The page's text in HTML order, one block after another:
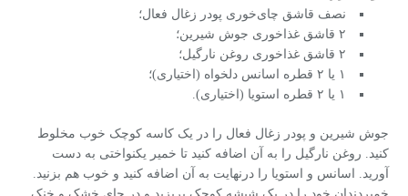
نصف قاشق چای‌خوری پودر زغال فعال؛
۲ قاشق غذاخوری جوش شیرین؛
۲ قاشق غذاخوری روغن نارگیل؛
۱ یا ۲ قطره اسانس دلخواه (اختیاری)؛
۱ یا ۲ قطره استویا (اختیاری).
جوش شیرین و پودر زغال فعال را در یک کاسه کوچک خوب مخلوط
کنید. روغن نارگیل را به آن اضافه کنید تا خمیر یکنواختی به دست
آورید. اسانس و استویا را درنهایت به آن اضافه کنید و خوب هم بزنید.
خمیردندان خود را در یک شیشه کوچک بریزید و در جای خشک و خنک